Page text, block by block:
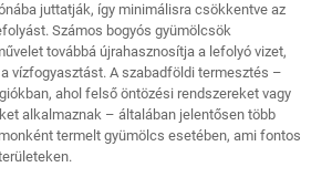
juttatják, így minimálisra csökkentve az
Számos bogyós gyümölcsök
továbbá újrahasznosítja a lefolyó vizet,
vízfogyasztást. A szabadföldi termesztés –
ahol felső öntözési rendszereket vagy
alkalmaznak – általában jelentősen több
termelt gyümölcs esetében, ami fontos